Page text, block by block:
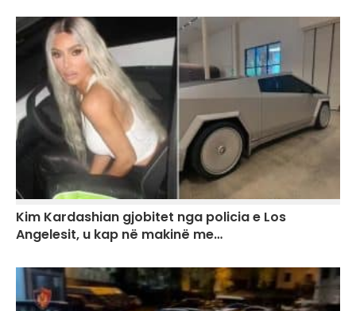
Kim Kardashian gjobitet nga policia e Los
Angelesit, u kap në makinë me…